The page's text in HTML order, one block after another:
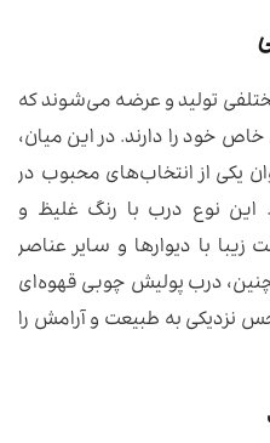
تولید و عرضه می‌شوند که
خاص خود را دارند. در این میان،
یکی از انتخاب‌های محبوب در
نوع درب با رنگ غلیظ و
با دیوارها و سایر عناصر
درب پولیش چوبی قهوه‌ای
نزدیکی به طبیعت و آرامش را